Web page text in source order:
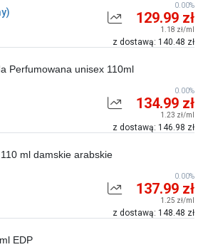
129.99 zł
1.18 zł/ml
z dostawą: 140.48 zł
0.00%
Perfumowana unisex 110ml
134.99 zł
1.23 zł/ml
z dostawą: 146.98 zł
0.00%
ml damskie arabskie
137.99 zł
1.25 zł/ml
z dostawą: 148.48 zł
0.00%
EDP